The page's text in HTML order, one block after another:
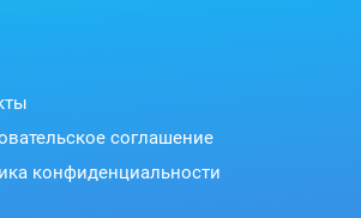
соглашение
конфиденциальности